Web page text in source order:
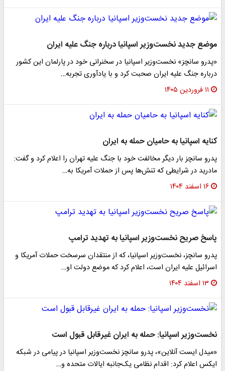
موضع جدید نخست‌وزیر اسپانیا درباره جنگ علیه ایران
«پدرو سانچز» نخست‌وزیر اسپانیا در سخنرانی خود در پارلمان این کشور
درباره جنگ علیه ایران صحبت کرد و با یادآوری تجربه…
۱۱ فروردین ۱۴۰۵
کنایه اسپانیا به حامیان حمله به ایران
پدرو سانچز بار دیگر مخالفت خود با جنگ علیه تهران را اعلام کرد و گفت:
مادرید در شرایطی که تنش‌ها پس از حملات آمریکا به…
۱۶ اسفند ۱۴۰۴
پاسخ صریح نخست‌وزیر اسپانیا به تهدید ترامپ
پدرو سانچز، نخست‌وزیر اسپانیا، که از منتقدان سرسخت حملات آمریکا و
اسرائیل علیه ایران است، اعلام کرد که موضع دولت او…
۱۳ اسفند ۱۴۰۴
نخست‌وزیر اسپانیا: حمله به ایران غیرقابل قبول است
«میدل ایست آنلاین»، پدرو سانچز نخست‌وزیر اسپانیا در پیامی در شبکه
ایکس اعلام کرد: اقدام نظامی یک‌جانبه ایالات متحده و…